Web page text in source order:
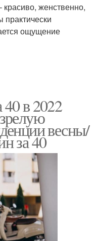
женственно,
ощущение
в 2022
весны/
за 40